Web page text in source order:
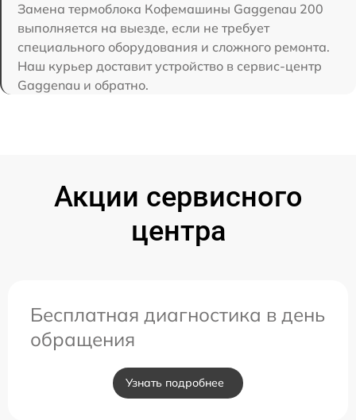
Замена термоблока Кофемашины Gaggenau 200
выполняется на выезде, если не требует
специального оборудования и сложного ремонта.
Наш курьер доставит устройство в сервис-центр
Gaggenau и обратно.
Акции сервисного
центра
Бесплатная диагностика в день
обращения
Узнать подробнее